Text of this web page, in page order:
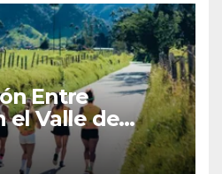
Entre
el Valle de
rutas y todo
del